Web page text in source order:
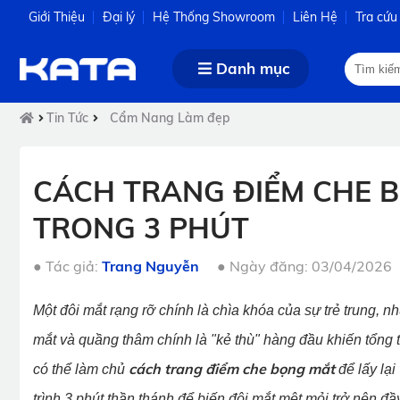
Giới Thiệu Đại lý Hệ Thống Showroom Liên Hệ Tra
Danh mục
Tin Tức Cẩm Nang Làm đẹp
CÁCH TRANG ĐIỂM CHE
TRONG 3 PHÚT
● Tác giả: Trang Nguyễn ● Ngày đăng: 03/04/2026
Một đôi mắt rạng rỡ chính là chìa khóa của sự trẻ trung,
mắt và quầng thâm chính là "kẻ thù" hàng đầu khiến
có thể làm chủ cách trang điểm che bọng mắtđể lấy lại